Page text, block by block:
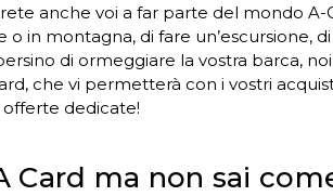
anche voi a far parte del mondo A-
o in montagna, di fare un’escursione,
di ormeggiare la vostra barca,
che vi permetterà con i vostri
dedicate!
Card ma non sai